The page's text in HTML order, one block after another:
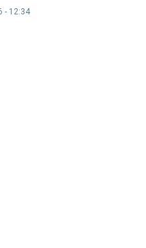
- 12:34